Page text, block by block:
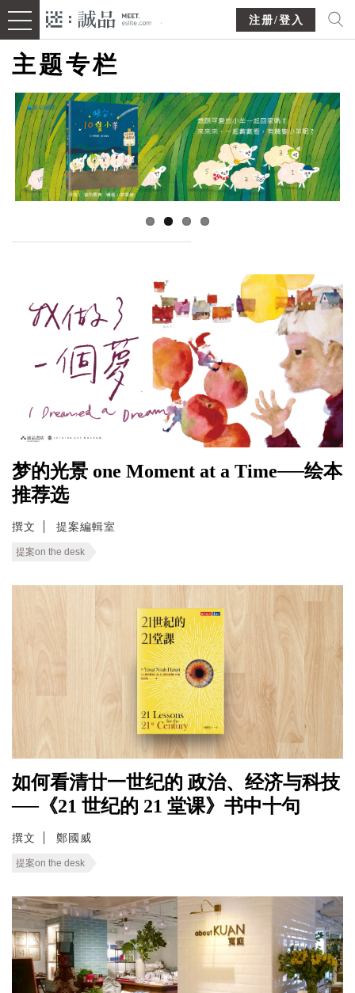
注册/登入
主题专栏
梦的光景 one Moment at a Time──绘本
推荐选
撰文 提案編輯室
提案on the desk
如何看清廿一世纪的 政治、经济与科技
──《21 世纪的 21 堂课》书中十句
撰文 鄭國威
提案on the desk